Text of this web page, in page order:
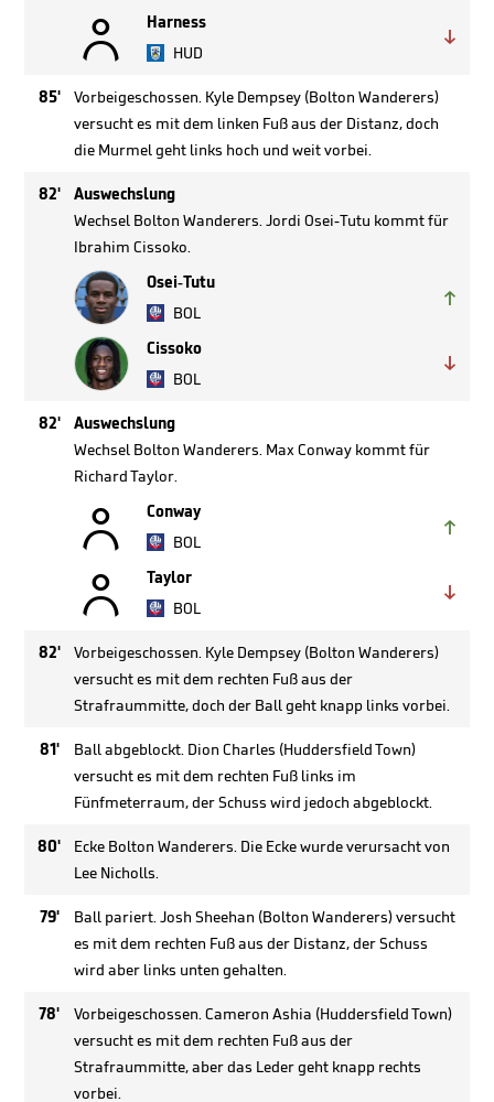

Harness
HUD

85'
Vorbeigeschossen. Kyle Dempsey (Bolton Wanderers)
versucht es mit dem linken Fuß aus der Distanz, doch
die Murmel geht links hoch und weit vorbei.
82'
Auswechslung
Wechsel Bolton Wanderers. Jordi Osei-Tutu kommt für
Ibrahim Cissoko.
Osei-Tutu
BOL

Cissoko
BOL

82'
Auswechslung
Wechsel Bolton Wanderers. Max Conway kommt für
Richard Taylor.

Conway
BOL


Taylor
BOL

82'
Vorbeigeschossen. Kyle Dempsey (Bolton Wanderers)
versucht es mit dem rechten Fuß aus der
Strafraummitte, doch der Ball geht knapp links vorbei.
81'
Ball abgeblockt. Dion Charles (Huddersfield Town)
versucht es mit dem rechten Fuß links im
Fünfmeterraum, der Schuss wird jedoch abgeblockt.
80'
Ecke Bolton Wanderers. Die Ecke wurde verursacht von
Lee Nicholls.
79'
Ball pariert. Josh Sheehan (Bolton Wanderers) versucht
es mit dem rechten Fuß aus der Distanz, der Schuss
wird aber links unten gehalten.
78'
Vorbeigeschossen. Cameron Ashia (Huddersfield Town)
versucht es mit dem rechten Fuß aus der
Strafraummitte, aber das Leder geht knapp rechts
vorbei.